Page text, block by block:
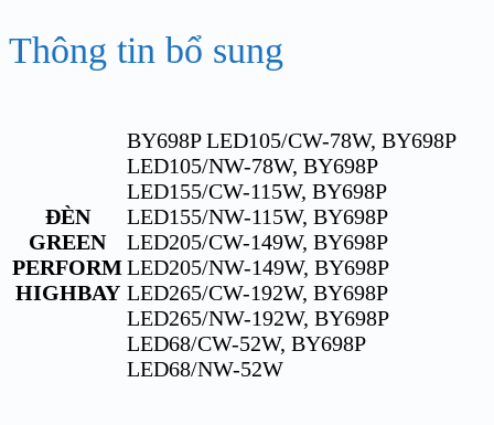
Thông tin bổ sung
ĐÈN
GREEN
PERFORM
HIGHBAY
BY698P LED105/CW-78W, BY698P
LED105/NW-78W, BY698P
LED155/CW-115W, BY698P
LED155/NW-115W, BY698P
LED205/CW-149W, BY698P
LED205/NW-149W, BY698P
LED265/CW-192W, BY698P
LED265/NW-192W, BY698P
LED68/CW-52W, BY698P
LED68/NW-52W